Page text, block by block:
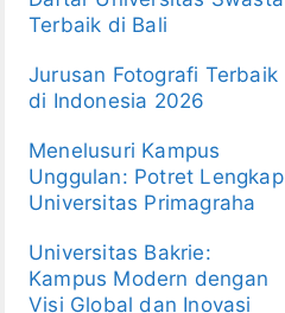
Terbaik di Bali
Jurusan Fotografi Terbaik
di Indonesia 2026
Menelusuri Kampus
Unggulan: Potret Lengkap
Universitas Primagraha
Universitas Bakrie:
Kampus Modern dengan
Visi Global dan Inovasi